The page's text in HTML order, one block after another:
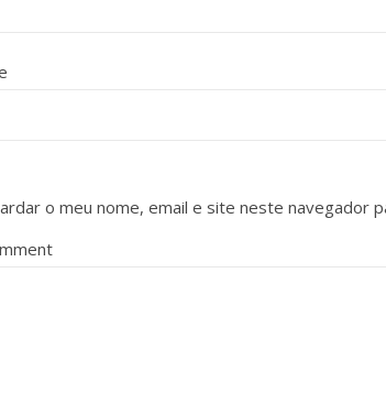
o meu nome, email e site neste navegador